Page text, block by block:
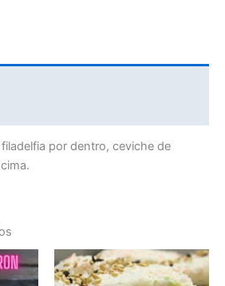
por dentro, ceviche de